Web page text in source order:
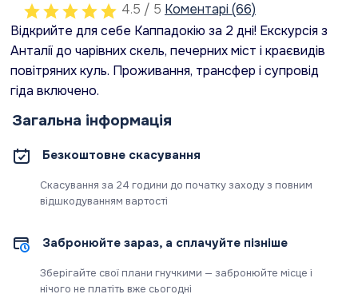
4.5 / 5 Коментарі (66)
Відкрийте для себе Каппадокію за 2 дні! Екскурсія з
Анталії до чарівних скель, печерних міст і краєвидів
повітряних куль. Проживання, трансфер і супровід
гіда включено.
Загальна інформація
Безкоштовне скасування
Скасування за 24 години до початку заходу з повним
відшкодуванням вартості
Забронюйте зараз, а сплачуйте пізніше
Зберігайте свої плани гнучкими — забронюйте місце і
нічого не платіть вже сьогодні